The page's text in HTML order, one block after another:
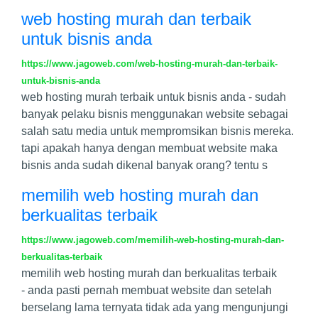
web hosting murah dan terbaik
untuk bisnis anda
https://www.jagoweb.com/web-hosting-murah-dan-terbaik-
untuk-bisnis-anda
web hosting murah terbaik untuk bisnis anda - sudah
banyak pelaku bisnis menggunakan website sebagai
salah satu media untuk mempromsikan bisnis mereka.
tapi apakah hanya dengan membuat website maka
bisnis anda sudah dikenal banyak orang? tentu s
memilih web hosting murah dan
berkualitas terbaik
https://www.jagoweb.com/memilih-web-hosting-murah-dan-
berkualitas-terbaik
memilih web hosting murah dan berkualitas terbaik
- anda pasti pernah membuat website dan setelah
berselang lama ternyata tidak ada yang mengunjungi